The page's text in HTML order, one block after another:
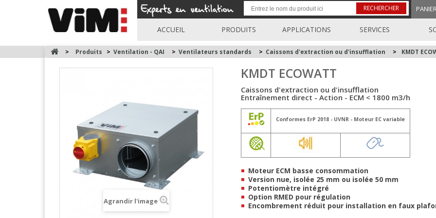
RECHERCHER
ACCUEIL PRODUITS APPLICATIONS SERVICES
> Produits > Ventilation - QAI > Ventilateurs standards > Caissons d'extraction ou d'insufflation > KMDT
Agrandir l'image
KMDT ECOWATT
Caissons d'extraction ou d'insufflation
Entraînement direct - Action - ECM < 1800 m3/h
Conformes ErP 2018 - UVNR - Moteur EC variable
Moteur ECM basse consommation
Version nue, isolée 25 mm ou isolée 50 mm
Potentiomètre intégré
Option RMED pour régulation
Encombrement réduit pour installation en faux